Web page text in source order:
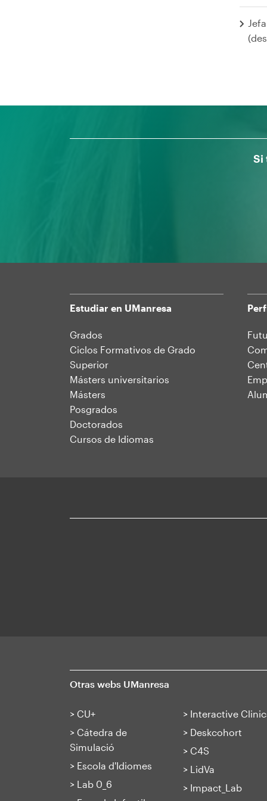
Si
Mapa
web
Estudiar en UManresa
Grados
Ciclos Formativos de Grado
Superior
Másters universitarios
Másters
Posgrados
Doctorados
Cursos de Idiomas
Otras webs UManresa
> CU+
> Cátedra de
Simulació
> Escola d'Idiomes
> Lab 0_6
> Interactive
> Deskcohort
> C4S
> LidVa
> Impact_Lab